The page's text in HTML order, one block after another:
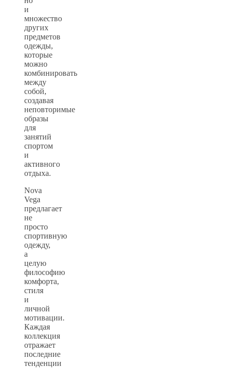
и
множество
других
предметов
одежды,
которые
можно
комбинировать
между
собой,
создавая
неповторимые
образы
для
занятий
спортом
и
активного
отдыха.
Nova
Vega
предлагает
не
просто
спортивную
одежду,
а
целую
философию
комфорта,
стиля
и
личной
мотивации.
Каждая
коллекция
отражает
последние
тенденции